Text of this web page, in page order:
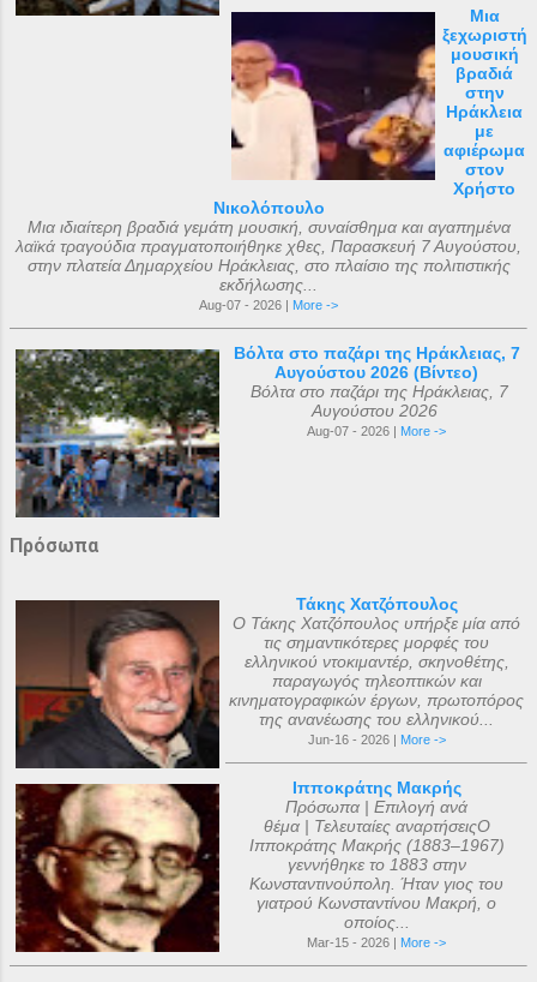
Μια
ξεχωριστή
μουσική
βραδιά
στην
Ηράκλεια
με
αφιέρωμα
στον
Χρήστο
Νικολόπουλο
Μια ιδιαίτερη βραδιά γεμάτη μουσική, συναίσθημα και αγαπημένα
λαϊκά τραγούδια πραγματοποιήθηκε χθες, Παρασκευή 7 Αυγούστου,
στην πλατεία Δημαρχείου Ηράκλειας, στο πλαίσιο της πολιτιστικής
εκδήλωσης...
Aug-07 - 2026 | More ->
Βόλτα στο παζάρι της Ηράκλειας, 7
Αυγούστου 2026 (Βίντεο)
Βόλτα στο παζάρι της Ηράκλειας, 7
Αυγούστου 2026
Aug-07 - 2026 | More ->
Πρόσωπα
Τάκης Χατζόπουλος
Ο Τάκης Χατζόπουλος υπήρξε μία από
τις σημαντικότερες μορφές του
ελληνικού ντοκιμαντέρ, σκηνοθέτης,
παραγωγός τηλεοπτικών και
κινηματογραφικών έργων, πρωτοπόρος
της ανανέωσης του ελληνικού...
Jun-16 - 2026 | More ->
Ιπποκράτης Μακρής
Πρόσωπα | Επιλογή ανά
θέμα | Τελευταίες αναρτήσειςΟ
Ιπποκράτης Μακρής (1883–1967)
γεννήθηκε το 1883 στην
Κωνσταντινούπολη. Ήταν γιος του
γιατρού Κωνσταντίνου Μακρή, ο
οποίος...
Mar-15 - 2026 | More ->